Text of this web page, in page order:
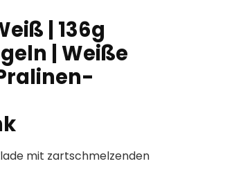
| 136g
| Weiße
mit zartschmelzenden